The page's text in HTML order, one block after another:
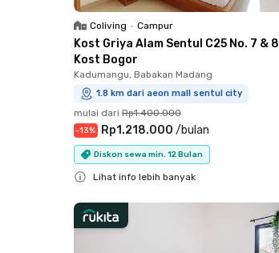
Coliving • Campur
Kost Griya Alam Sentul C25 No. 7 & 8
Kost Bogor
Kadumangu, Babakan Madang
1.8 km dari aeon mall sentul city
mulai dari Rp1.400.000
-13% Rp1.218.000 /bulan
Diskon sewa min. 12 Bulan
Lihat info lebih banyak